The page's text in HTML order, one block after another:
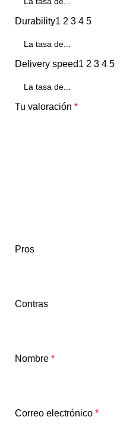
Durability1 2 3 4 5
Delivery speed1 2 3 4 5
Tu valoración *
Pros
Contras
Nombre *
Correo electrónico *